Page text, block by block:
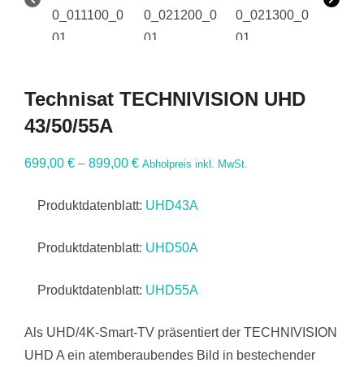
Technisat TECHNIVISION UHD
43/50/55A
699,00 € – 899,00 € Abholpreis inkl. MwSt.
Produktdatenblatt: UHD43A
Produktdatenblatt: UHD50A
Produktdatenblatt: UHD55A
Als UHD/4K-Smart-TV präsentiert der TECHNIVISION
UHD A ein atemberaubendes Bild in bestechender